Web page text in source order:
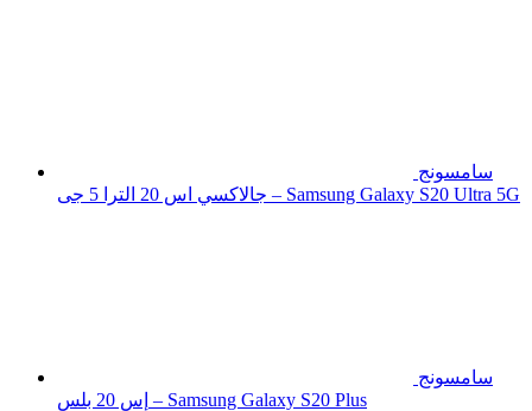
سامسونج
جالاكسي اس 20 الترا 5 جى – Samsung Galaxy S20 Ultra 5G
سامسونج
إس 20 بلس – Samsung Galaxy S20 Plus